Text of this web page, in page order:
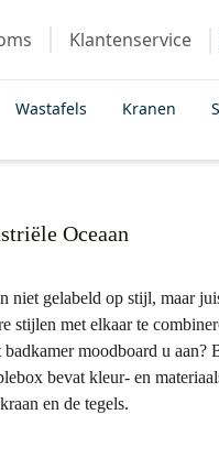
Klantenservice
Wastafels Kranen
Oceaan
niet gelabeld op stijl, maar
stijlen met elkaar te
moodboard u aan?
bevat kleur- en
en de tegels.